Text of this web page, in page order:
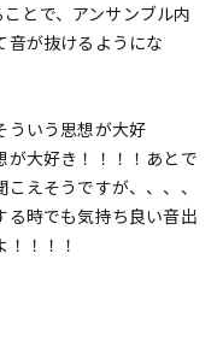
とで、アンサンブル内
音が抜けるようにな
ういう思想が大好
が大好き！！！！あとで
えそうですが、、、、
る時でも気持ち良い音出
！！！